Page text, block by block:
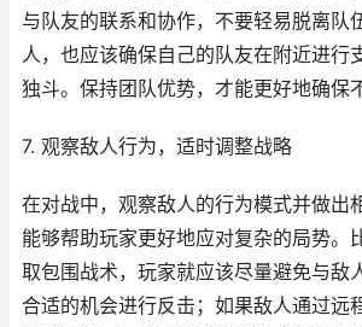
与队友的联系和协作，不要轻易脱离队
人，也应该确保自己的队友在附近进行
独斗。保持团队优势，才能更好地确保
7. 观察敌人行为，适时调整战略
在对战中，观察敌人的行为模式并做出
能够帮助玩家更好地应对复杂的局势。
取包围战术，玩家就应该尽量避免与敌
合适的机会进行反击；如果敌人通过远